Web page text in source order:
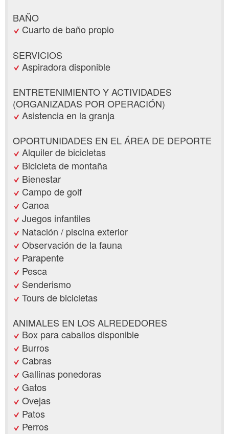
BAÑO
Cuarto de baño propio
SERVICIOS
Aspiradora disponible
ENTRETENIMIENTO Y ACTIVIDADES
(ORGANIZADAS POR OPERACIÓN)
Asistencia en la granja
OPORTUNIDADES EN EL ÁREA DE DEPORTE
Alquiler de bicicletas
Bicicleta de montaña
Bienestar
Campo de golf
Canoa
Juegos infantiles
Natación / piscina exterior
Observación de la fauna
Parapente
Pesca
Senderismo
Tours de bicicletas
ANIMALES EN LOS ALREDEDORES
Box para caballos disponible
Burros
Cabras
Gallinas ponedoras
Gatos
Ovejas
Patos
Perros